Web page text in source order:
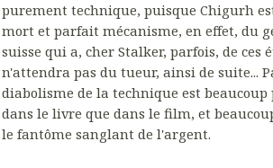
purement technique, puisque Chigurh
mort et parfait mécanisme, en effet, du
suisse qui a, cher Stalker, parfois, de ces
n'attendra pas du tueur, ainsi de suite...
diabolisme de la technique est
dans le livre que dans le film, et
le fantôme sanglant de l'argent.